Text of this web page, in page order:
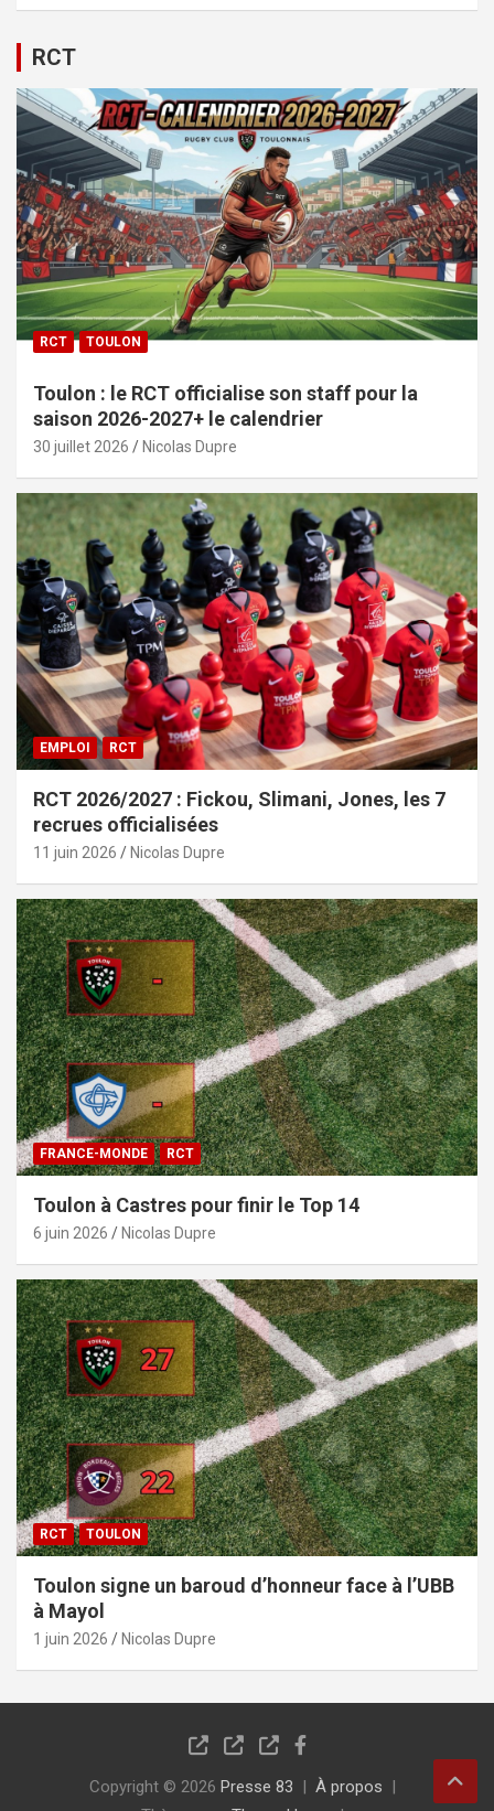
RCT
RCT TOULON
Toulon : le RCT officialise son staff pour la
saison 2026-2027+ le calendrier
30 juillet 2026 Nicolas Dupre
EMPLOI RCT
RCT 2026/2027 : Fickou, Slimani, Jones, les 7
recrues officialisées
11 juin 2026 Nicolas Dupre
FRANCE-MONDE RCT
Toulon à Castres pour finir le Top 14
6 juin 2026 Nicolas Dupre
RCT TOULON
Toulon signe un baroud d’honneur face à l’UBB
à Mayol
1 juin 2026 Nicolas Dupre
Copyright © 2026 Presse 83
À propos